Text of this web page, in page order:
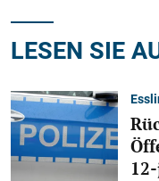
LESEN SIE